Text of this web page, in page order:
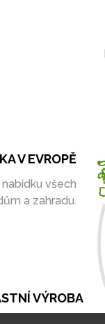
VÝROBA
V EVROPĚ
všech
a zahradu.